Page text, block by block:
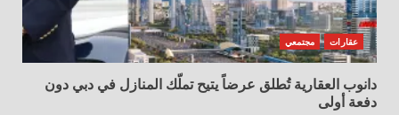
عقارات مجتمعي
دانوب العقارية تُطلق عرضاً يتيح تملّك المنازل في دبي دون
دفعة أولى